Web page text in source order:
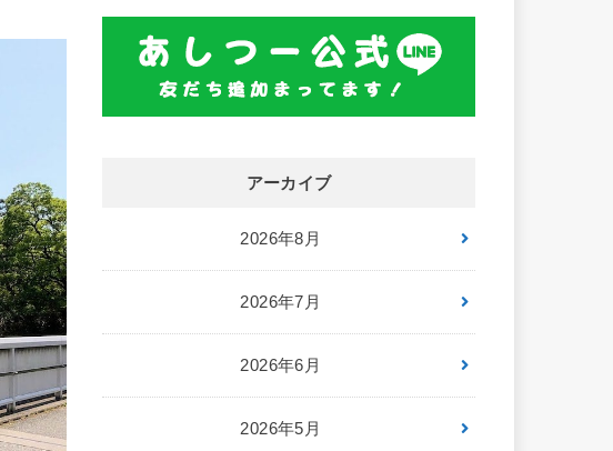
アーカイブ
2026年8月
2026年7月
2026年6月
2026年5月